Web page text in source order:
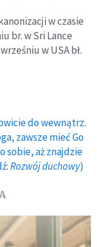
w czasie
br. w Sri Lance
w USA bł.
do wewnątrz.
zawsze mieć Go
sobie, aż znajdzie
Rozwój duchowy)